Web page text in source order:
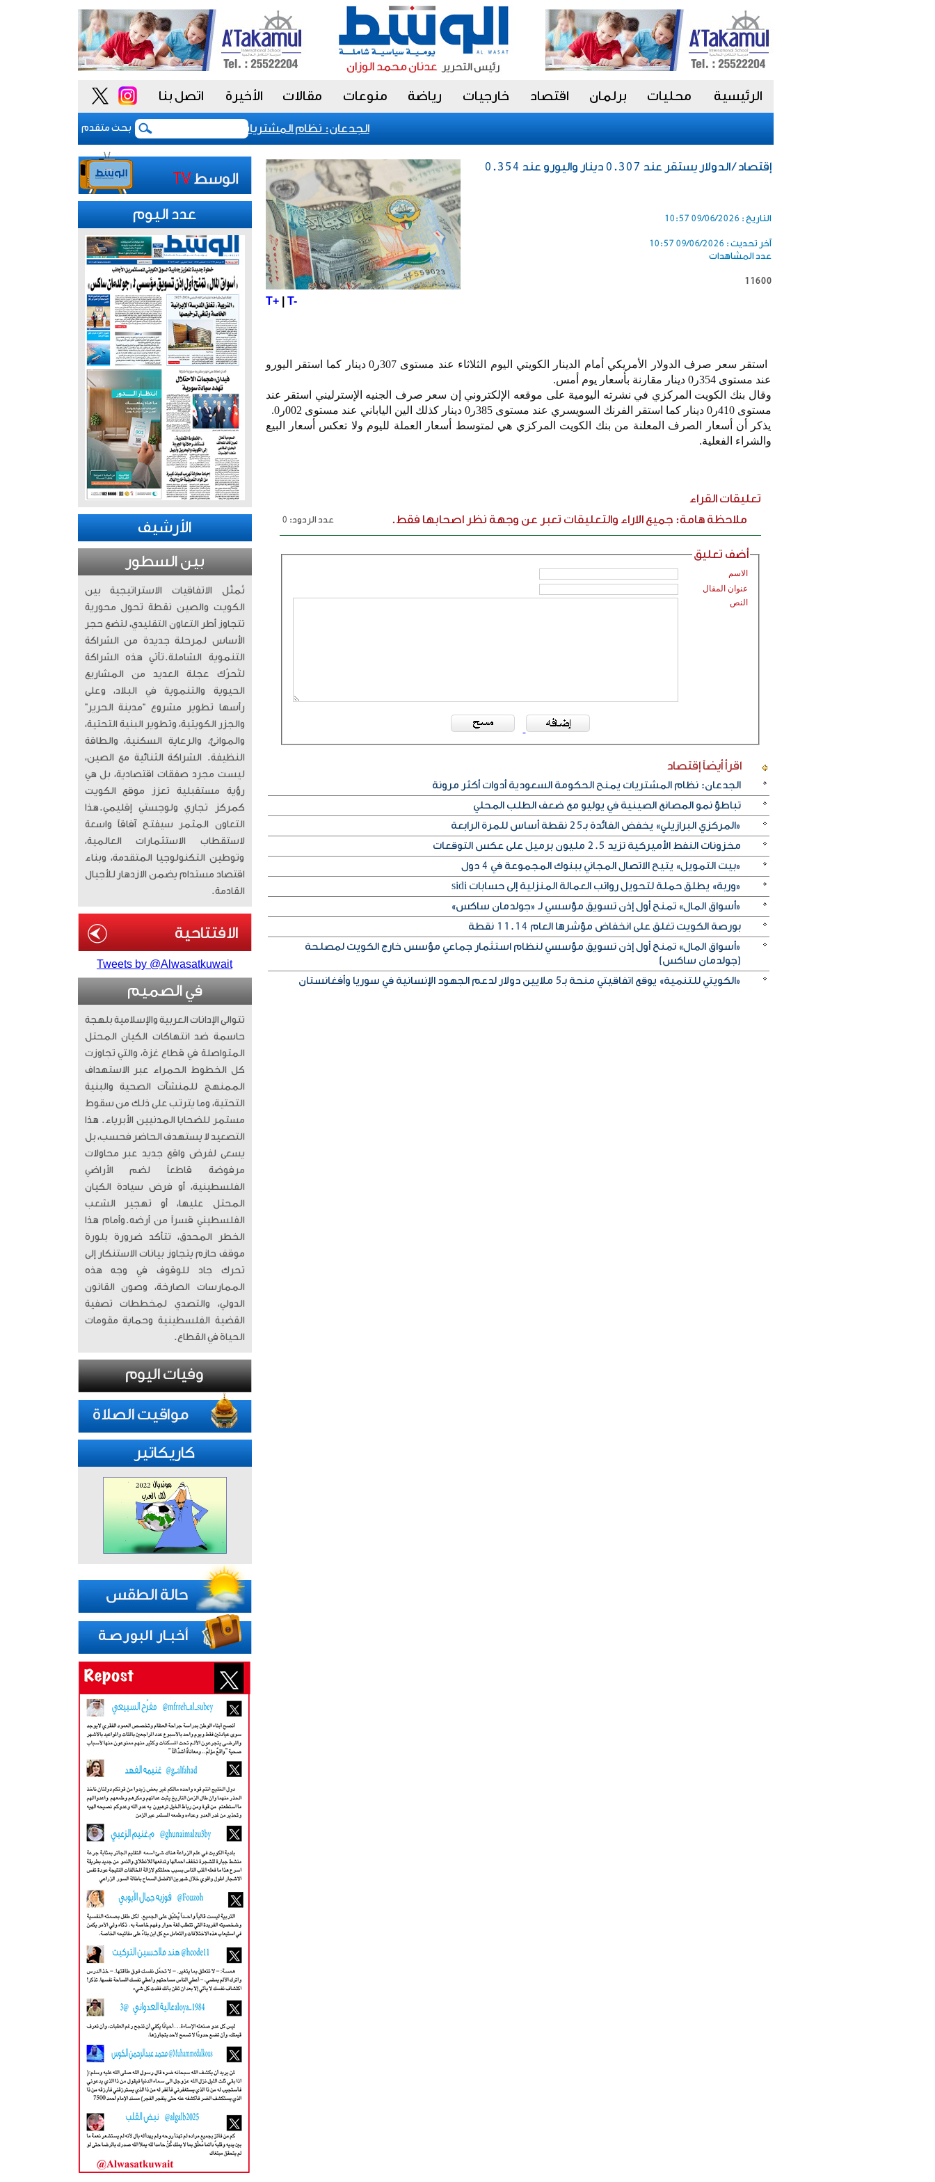
الرئيسية محليات برلمان اقتصاد خارجيات رياضة منوعات مقالات الأخيرة اتصل بنا
بحث متقدم
الجدعان: نظام المشتريات يمنح الحكومة السعودية أدوات أكثر مرونة
إقتصاد / الدولار يستقر عند 0.307 دينار واليورو عند 0.354
التاريخ : 09/06/2026 10:57
آخر تحديث : 09/06/2026 10:57
عدد المشاهدات
11600
T+| T-
استقر سعر صرف الدولار الأمريكي أمام الدينار الكويتي اليوم الثلاثاء عند مستوى 307ر0 دينار كما استقر اليورو
عند مستوى 354ر0 دينار مقارنة بأسعار يوم أمس.
وقال بنك الكويت المركزي في نشرته اليومية على موقعه الإلكتروني إن سعر صرف الجنيه الإسترليني استقر عند
مستوى 410ر0 دينار كما استقر الفرنك السويسري عند مستوى 385ر0 دينار كذلك الين الياباني عند مستوى 002ر0.
يذكر أن أسعار الصرف المعلنة من بنك الكويت المركزي هي لمتوسط أسعار العملة لليوم ولا تعكس أسعار البيع
والشراء الفعلية.
تعليقات القراء
ملاحظة هامة: جميع الاراء والتعليقات تعبر عن وجهة نظر اصحابها فقط.
عدد الردود: 0
أضف تعليق
الاسم
عنوان المقال
النص
اقرأ أيضاًإقتصاد
الجدعان: نظام المشتريات يمنح الحكومة السعودية أدوات أكثر مرونة
تباطؤ نمو المصانع الصينية في يوليو مع ضعف الطلب المحلي
«المركزي البرازيلي» يخفض الفائدة بـ25 نقطة أساس للمرة الرابعة
مخزونات النفط الأميركية تزيد 2.5 مليون برميل على عكس التوقعات
«بيت التمويل» يتيح الاتصال المجاني ببنوك المجموعة في 4 دول
«وربة» يطلق حملة لتحويل رواتب العمالة المنزلية إلى حسابات sidi
«أسواق المال» تمنح أول إذن تسويق مؤسسي لـ «جولدمان ساكس»
بورصة الكويت تغلق على انخفاض مؤشرها العام 11.14 نقطة
«أسواق المال» تمنح أول إذن تسويق مؤسسي لنظام استثمار جماعي مؤسس خارج الكويت لمصلحة
(جولدمان ساكس)
«الكويتي للتنمية» يوقع اتفاقيتي منحة بـ5 ملايين دولار لدعم الجهود الإنسانية في سوريا وأفغانستان
عدد اليوم
الأرشيف
بين السطور
تُمثّل الاتفاقيات الاستراتيجية بين
الكويت والصين نقطة تحول محورية
تتجاوز أطر التعاون التقليدي، لتضع حجر
الأساس لمرحلة جديدة من الشراكة
التنموية الشاملة. ​تأتي هذه الشراكة
لتُحرّك عجلة العديد من المشاريع
الحيوية والتنموية في البلاد، وعلى
رأسها تطوير مشروع “مدينة الحرير”
والجزر الكويتية، وتطوير البنية التحتية،
والموانئ، والرعاية السكنية، والطاقة
النظيفة. الشراكة الثنائية مع الصين،
ليست مجرد صفقات اقتصادية، بل هي
رؤية مستقبلية تعزز موقع الكويت
كمركز تجاري ولوجستي إقليمي. ​هذا
التعاون المثمر سيفتح آفاقاً واسعة
لاستقطاب الاستثمارات العالمية،
وتوطين التكنولوجيا المتقدمة، وبناء
اقتصاد مستدام يضمن الازدهار للأجيال
القادمة.
Tweets by @Alwasatkuwait
في الصميم
تتوالى الإدانات العربية والإسلامية بلهجة
حاسمة ضد انتهاكات الكيان المحتل
المتواصلة في قطاع غزة، والتي تجاوزت
كل الخطوط الحمراء عبر الاستهداف
الممنهج للمنشآت الصحية والبنية
التحتية، وما يترتب على ذلك من سقوط
مستمر للضحايا المدنيين الأبرياء. ​ هذا
التصعيد لا يستهدف الحاضر فحسب، بل
يسعى لفرض واقع جديد عبر محاولات
مرفوضة قاطعاً لضم الأراضي
الفلسطينية، أو فرض سيادة الكيان
المحتل عليها، أو تهجير الشعب
الفلسطيني قسراً من أرضه. ​وأمام هذا
الخطر المحدق، تتأكد ضرورة بلورة
موقف حازم يتجاوز بيانات الاستنكار إلى
تحرك جاد للوقوف في وجه هذه
الممارسات الصارخة، وصون القانون
الدولي، والتصدي لمخططات تصفية
القضية الفلسطينية وحماية مقومات
الحياة في القطاع.
كاريكاتير